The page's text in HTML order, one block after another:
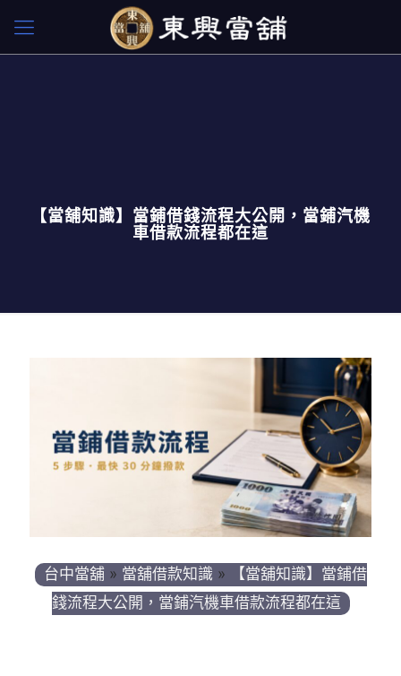
【當舖知識】當鋪借錢流程大公開，當鋪汽機
車借款流程都在這
台中當舖 » 當舖借款知識 »
【當舖知識】當鋪借
錢流程大公開，當鋪汽機車借款流程都在這